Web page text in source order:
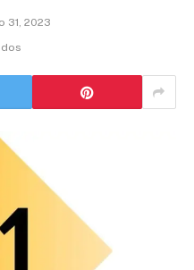
31, 2023